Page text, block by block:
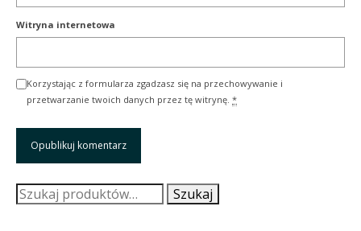
Witryna internetowa
Korzystając z formularza zgadzasz się na przechowywanie i
przetwarzanie twoich danych przez tę witrynę. *
Szukaj: Szukaj